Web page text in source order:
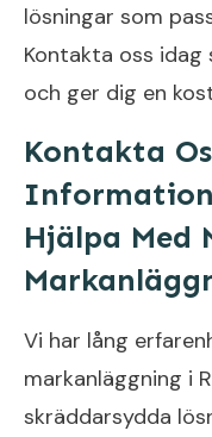
lösningar som
Kontakta oss
och ger dig en
Kontakta
Information
Hjälpa Med
Vi har lång
markanläggning i
skräddarsydda